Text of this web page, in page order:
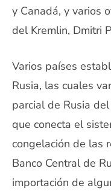
y Canadá, y varios
del Kremlin, Dmitri
Varios países
Rusia, las cuales
parcial de Rusia
que conecta el
congelación de las
Banco Central de
importación de